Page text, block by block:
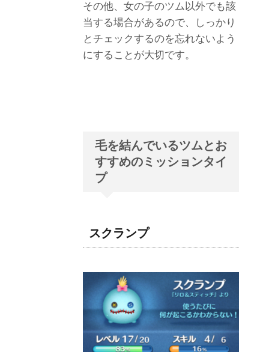
その他、女の子のツム以外でも該
当する場合があるので、しっかり
とチェックするのを忘れないよう
にすることが大切です。
毛を結んでいるツムとお
すすめのミッションタイ
プ
スクランプ